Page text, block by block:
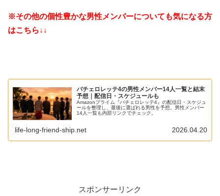
※その他の個性豊かな男性メンバーについても気になる方
はこちら↓↓
バチェロレッテ4の男性メンバー14人一覧と結末
予想｜配信日・スケジュールも
Amazonプライム『バチェロレッテ4』の配信日・スケジュ
ールを整理し、最後に選ばれる男性を予想。男性メンバー
14人一覧も内部リンクでチェック。
life-long-friend-ship.net 2026.04.20
スポンサーリンク